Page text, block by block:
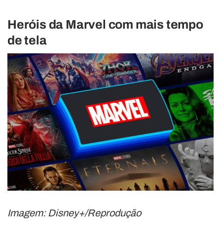
Heróis da Marvel com mais tempo
de tela
Imagem: Disney+/Reprodução